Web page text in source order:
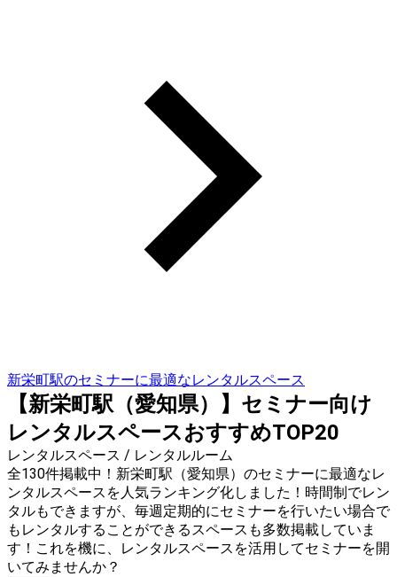
新栄町駅のセミナーに最適なレンタルスペース
【新栄町駅（愛知県）】セミナー向け
レンタルスペースおすすめTOP20
レンタルスペース / レンタルルーム
全130件掲載中！新栄町駅（愛知県）のセミナーに最適なレ
ンタルスペースを人気ランキング化しました！時間制でレン
タルもできますが、毎週定期的にセミナーを行いたい場合で
もレンタルすることができるスペースも多数掲載していま
す！これを機に、レンタルスペースを活用してセミナーを開
いてみませんか？